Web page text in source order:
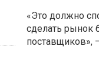
«Это должно
сделать рынок
поставщиков»,